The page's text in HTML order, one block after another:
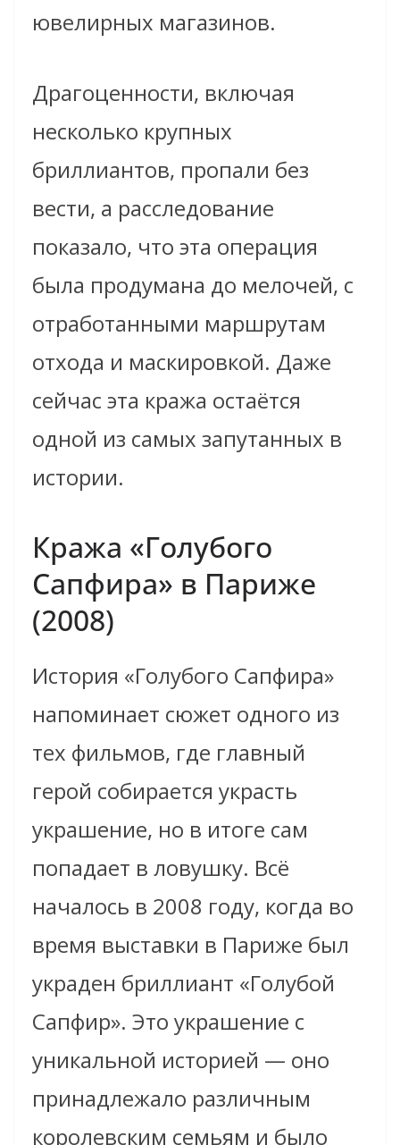
ювелирных магазинов.
Драгоценности, включая
несколько крупных
бриллиантов, пропали без
вести, а расследование
показало, что эта операция
была продумана до мелочей, с
отработанными маршрутам
отхода и маскировкой. Даже
сейчас эта кража остаётся
одной из самых запутанных в
истории.
Кража «Голубого
Сапфира» в Париже
(2008)
История «Голубого Сапфира»
напоминает сюжет одного из
тех фильмов, где главный
герой собирается украсть
украшение, но в итоге сам
попадает в ловушку. Всё
началось в 2008 году, когда во
время выставки в Париже был
украден бриллиант «Голубой
Сапфир». Это украшение с
уникальной историей — оно
принадлежало различным
королевским семьям и было